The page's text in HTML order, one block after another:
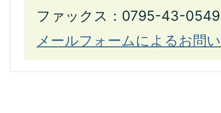
ファックス：0795-43-0549
メールフォームによるお問